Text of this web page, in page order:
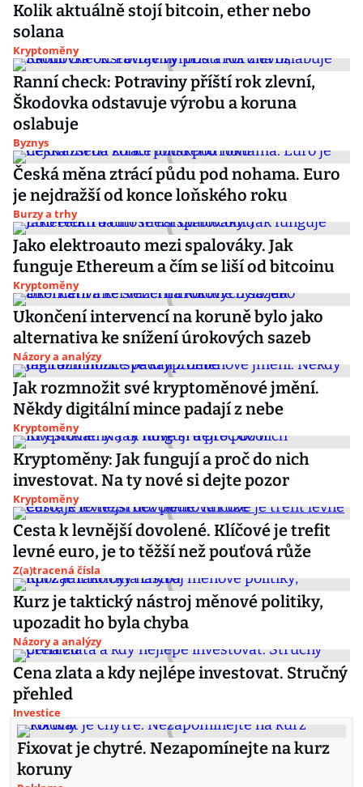
Kolik aktuálně stojí bitcoin, ether nebo
solana
Kryptoměny
Ranní check: Potraviny příští rok zlevní,
Škodovka odstavuje výrobu a koruna
oslabuje
Byznys
Česká měna ztrácí půdu pod nohama. Euro
je nejdražší od konce loňského roku
Burzy a trhy
Jako elektroauto mezi spalováky. Jak
funguje Ethereum a čím se liší od bitcoinu
Kryptoměny
Ukončení intervencí na koruně bylo jako
alternativa ke snížení úrokových sazeb
Názory a analýzy
Jak rozmnožit své kryptoměnové jmění.
Někdy digitální mince padají z nebe
Kryptoměny
Kryptoměny: Jak fungují a proč do nich
investovat. Na ty nové si dejte pozor
Kryptoměny
Cesta k levnější dovolené. Klíčové je trefit
levné euro, je to těžší než pouťová růže
Z(a)tracená čísla
Kurz je taktický nástroj měnové politiky,
upozadit ho byla chyba
Názory a analýzy
Cena zlata a kdy nejlépe investovat. Stručný
přehled
Investice
Fixovat je chytré. Nezapomínejte na kurz
koruny